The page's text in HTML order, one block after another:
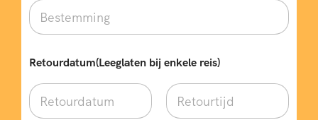
s
a
g
e
s
*
Retourdatum(Leeglaten bij enkele reis)